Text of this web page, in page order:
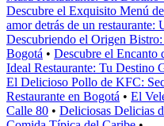
Descubre el Exquisito Menú
amor detrás de un restaurante:
Descubriendo el Origen
Bogotá • Descubre el Encanto
Ideal Restaurante: Tu Destino
El Delicioso Pollo de KFC:
Restaurante en Bogotá • El
Calle 80 • Deliciosas Delicias